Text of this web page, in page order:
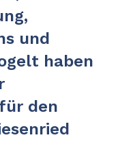
und
haben
den